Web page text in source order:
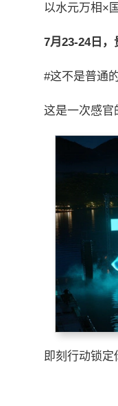
以水元万相×
7月 23-24日，
#这不是普通
这是一次感官
即刻行动锁定